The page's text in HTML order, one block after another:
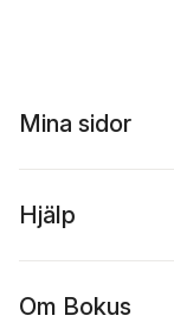
Mina sidor
Hjälp
Om Bokus